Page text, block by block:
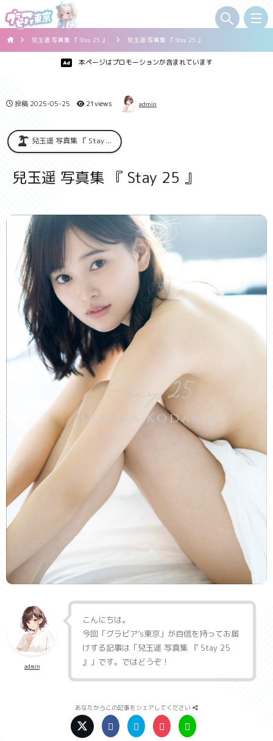
兒玉遥 写真集 『 Stay 25 』 兒玉遥 写真集 『 Stay 25 』
本ページはプロモーションが含まれています
投稿 2025-05-25 21views admin
兒玉遥 写真集 『 Stay ...
兒玉遥 写真集 『 Stay 25 』
admin
こんにちは。
今回「グラビア’s東京 」が自信を持ってお届
けする記事は「兒玉遥 写真集 『 Stay 25
』
」です。ではどうぞ！
あなたからこの記事をシェアしてください